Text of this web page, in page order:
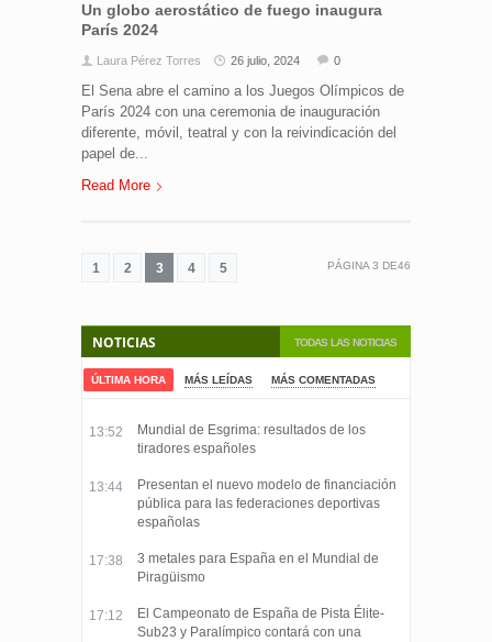
Un globo aerostático de fuego inaugura
París 2024
Laura Pérez Torres 26 julio, 2024 0
El Sena abre el camino a los Juegos Olímpicos de
París 2024 con una ceremonia de inauguración
diferente, móvil, teatral y con la reivindicación del
papel de...
Read More
1 2 3 4 5 PÁGINA3 DE46
TODAS LAS NOTICIAS
NOTICIAS
ÚLTIMA HORA MÁS LEÍDAS MÁS COMENTADAS
13:52
Mundial de Esgrima: resultados de los
tiradores españoles
13:44
Presentan el nuevo modelo de financiación
pública para las federaciones deportivas
españolas
17:38
3 metales para España en el Mundial de
Piragüismo
17:12
El Campeonato de España de Pista Élite-
Sub23 y Paralímpico contará con una